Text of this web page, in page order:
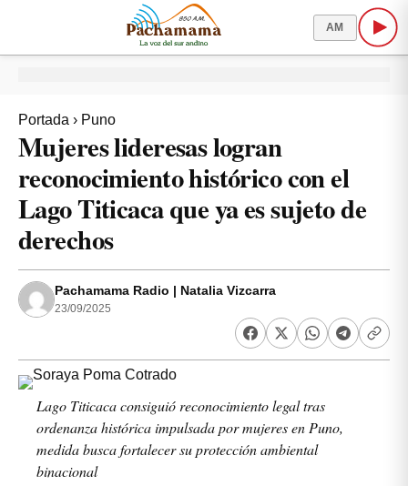
AM
Portada › Puno
Mujeres lideresas logran
reconocimiento histórico con el
Lago Titicaca que ya es sujeto de
derechos
Pachamama Radio | Natalia Vizcarra
23/09/2025
Lago Titicaca consiguió reconocimiento legal tras
ordenanza histórica impulsada por mujeres en Puno,
medida busca fortalecer su protección ambiental
binacional